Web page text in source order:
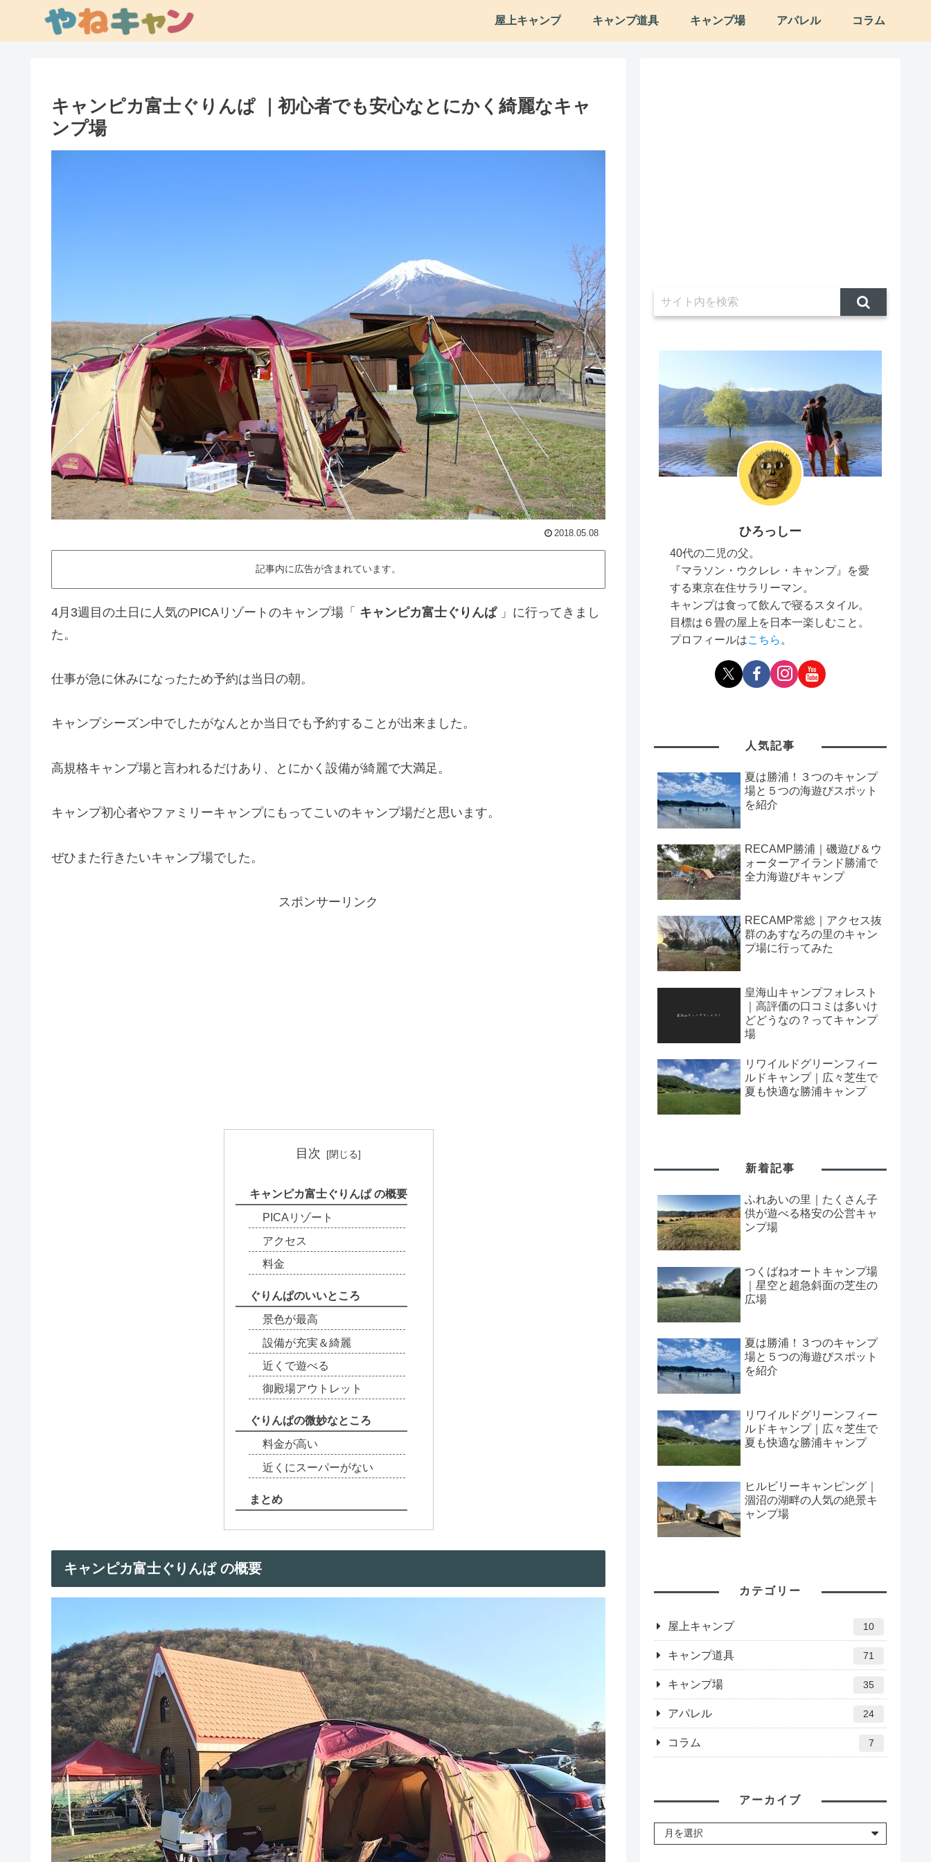
屋上キャンプ キャンプ道具 キャンプ場 アパレル コラム
キャンピカ富士ぐりんぱ ｜初心者でも安心なとにかく綺麗なキャ
ンプ場
2018.05.08
記事内に広告が含まれています。
4月3週目の土日に人気のPICAリゾートのキャンプ場「 キャンピカ富士ぐりんぱ」に行ってきまし
た。
仕事が急に休みになったため予約は当日の朝。
キャンプシーズン中でしたがなんとか当日でも予約することが出来ました。
高規格キャンプ場と言われるだけあり、とにかく設備が綺麗で大満足。
キャンプ初心者やファミリーキャンプにもってこいのキャンプ場だと思います。
ぜひまた行きたいキャンプ場でした。
スポンサーリンク
目次
キャンピカ富士ぐりんぱ の概要
PICAリゾート
アクセス
料金
ぐりんぱのいいところ
景色が最高
設備が充実＆綺麗
近くで遊べる
御殿場アウトレット
ぐりんぱの微妙なところ
料金が高い
近くにスーパーがない
まとめ
キャンピカ富士ぐりんぱ の概要
ひろっしー
40代の二児の父。
『マラソン・ウクレレ・キャンプ』を愛
する東京在住サラリーマン。
キャンプは食って飲んで寝るスタイル。
目標は６畳の屋上を日本一楽しむこと。
プロフィールはこちら 。
人気記事
夏は勝浦！３つのキャンプ
場と５つの海遊びスポット
を紹介
RECAMP勝浦｜磯遊び＆ウ
ォーターアイランド勝浦で
全力海遊びキャンプ
RECAMP常総｜アクセス抜
群のあすなろの里のキャン
プ場に行ってみた
皇海山キャンプフォレスト
｜高評価の口コミは多いけ
どどうなの？ってキャンプ
場
リワイルドグリーンフィー
ルドキャンプ｜広々芝生で
夏も快適な勝浦キャンプ
新着記事
ふれあいの里｜たくさん子
供が遊べる格安の公営キャ
ンプ場
つくばねオートキャンプ場
｜星空と超急斜面の芝生の
広場
夏は勝浦！３つのキャンプ
場と５つの海遊びスポット
を紹介
リワイルドグリーンフィー
ルドキャンプ｜広々芝生で
夏も快適な勝浦キャンプ
ヒルビリーキャンピング｜
涸沼の湖畔の人気の絶景キ
ャンプ場
カテゴリー
屋上キャンプ 10
キャンプ道具 71
キャンプ場 35
アパレル 24
コラム 7
アーカイブ